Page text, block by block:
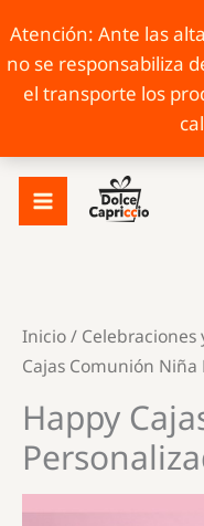
Atención: Ante las
no se responsabiliza
el transporte los
contenido
Inicio/ Celebraciones
Cajas Comunión Niña
Happy